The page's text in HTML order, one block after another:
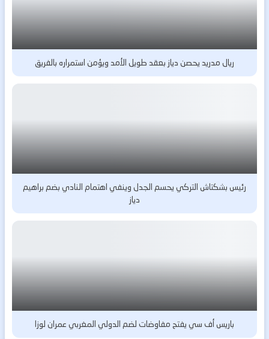
ريال مدريد يحصن دياز بعقد طويل الأمد ويؤمن استمراره بالفريق
رئيس بشكتاش التركي يحسم الجدل وينفي اهتمام النادي بضم براهيم
دياز
باريس أف سي يفتح مفاوضات لضم الدولي المغربي عمران لوزا